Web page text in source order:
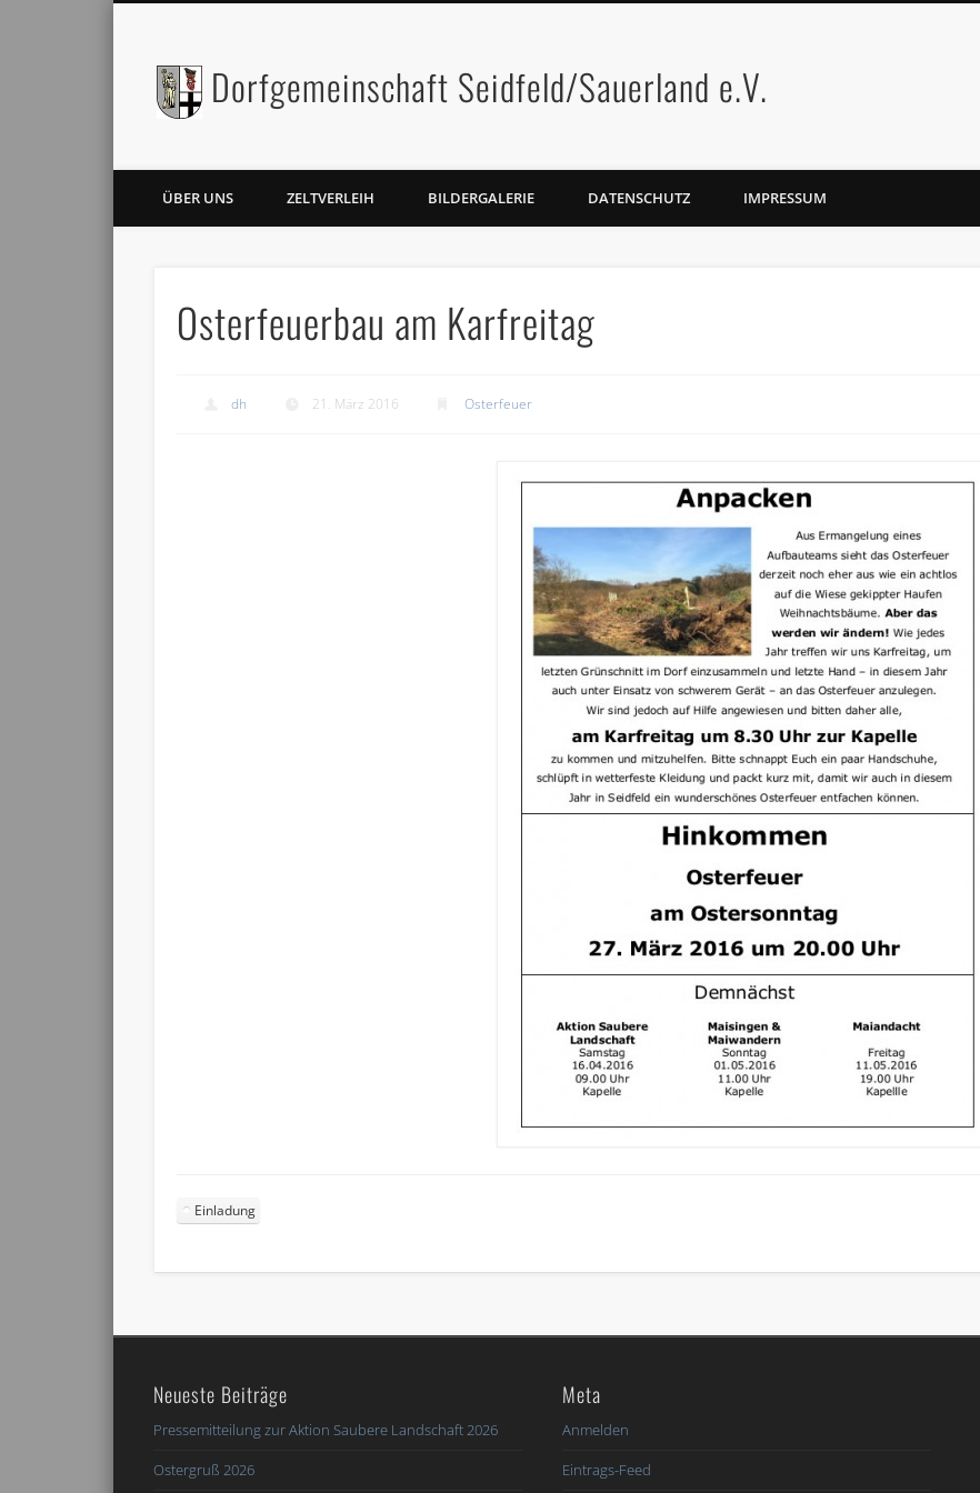
Dorfgemeinschaft Seidfeld/Sauerland e.V.
FacebookTwitter
ÜBER UNS ZELTVERLEIH BILDERGALERIE DATENSCHUTZ IMPRESSUM
Osterfeuerbau am Karfreitag
dh 21. März 2016 Osterfeuer
Einladung
Neueste Beiträge
Pressemitteilung zur Aktion Saubere Landschaft 2026
Ostergruß 2026
Meta
Anmelden
Eintrags-Feed